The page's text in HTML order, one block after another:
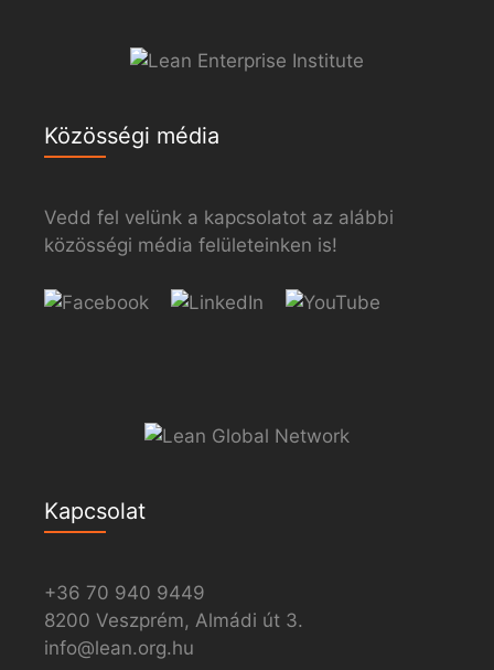
Közösségi média
Vedd fel velünk a kapcsolatot az alábbi
közösségi média felületeinken is!
Kapcsolat
+36 70 940 9449
8200 Veszprém, Almádi út 3.
info@lean.org.hu